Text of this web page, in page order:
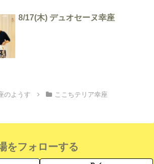
8/17(木) デュオセーヌ幸座
のようす ここちテリア幸座
をフォローする